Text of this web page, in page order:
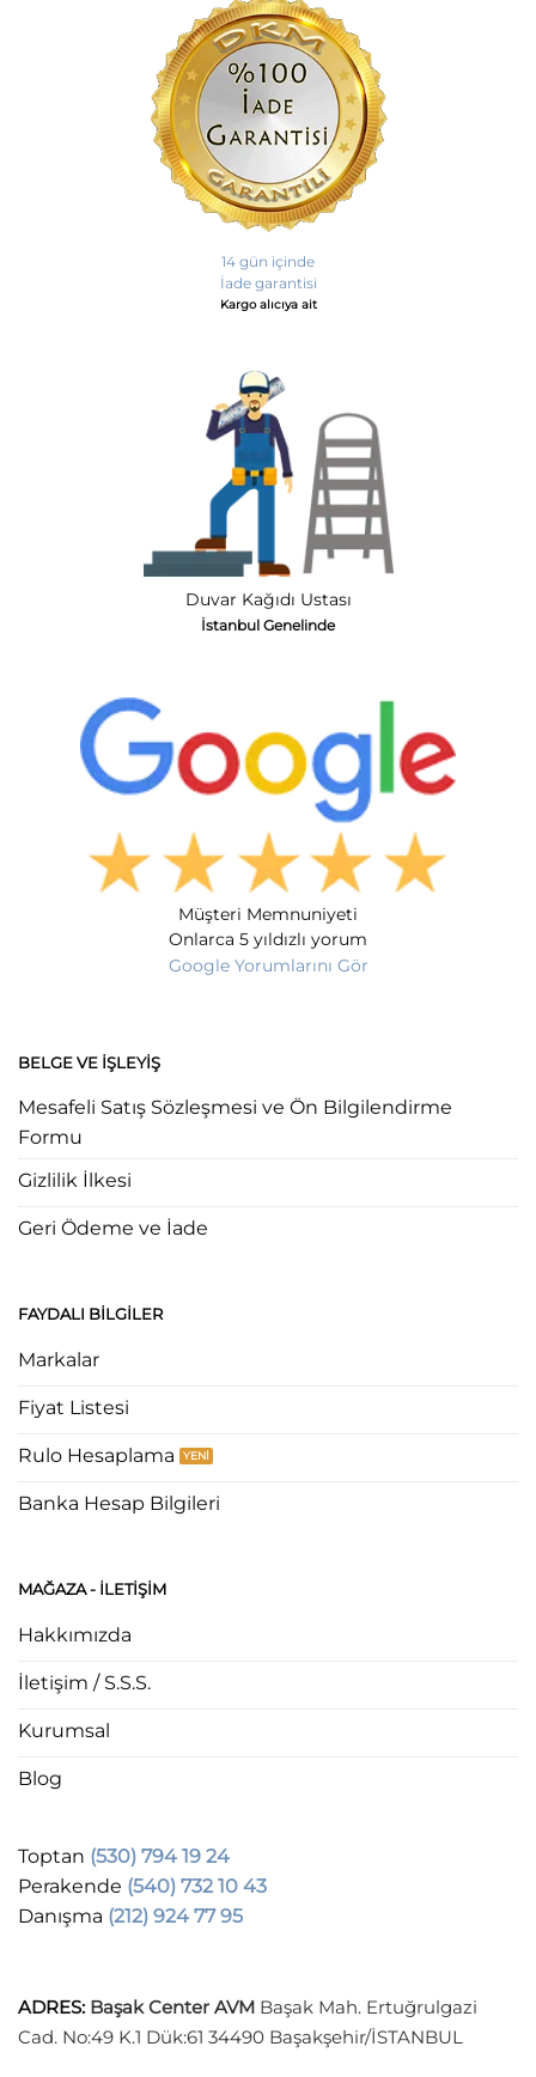
14 gün içinde
İade garantisi
Kargo alıcıya ait
Duvar Kağıdı Ustası
İstanbul Genelinde
Müşteri Memnuniyeti
Onlarca 5 yıldızlı yorum
Google Yorumlarını Gör
BELGE VE İŞLEYIŞ
Mesafeli Satış Sözleşmesi ve Ön Bilgilendirme
Formu
Gizlilik İlkesi
Geri Ödeme ve İade
FAYDALI BILGILER
Markalar
Fiyat Listesi
Rulo Hesaplama
Banka Hesap Bilgileri
MAĞAZA - ILETIŞIM
Hakkımızda
İletişim / S.S.S.
Kurumsal
Blog
Toptan (530) 794 19 24
Perakende (540) 732 10 43
Danışma (212) 924 77 95
ADRES: Başak Center AVM Başak Mah. Ertuğrulgazi
Cad. No:49 K.1 Dük:61 34490 Başakşehir/İSTANBUL